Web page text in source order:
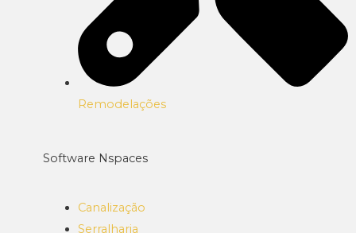
Remodelações
Software Nspaces
Canalização
Serralharia